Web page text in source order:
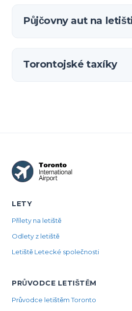
Půjčovny aut na
Torontojské taxíky
LETY
Přílety na letiště
Odlety z letiště
Letiště Letecké společnosti
PRŮVODCE LETIŠTĚM
Průvodce letištěm Toronto